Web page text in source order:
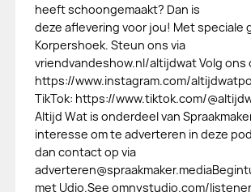
heeft schoongemaakt? Dan is
deze aflevering voor jou! Met speciale
Korpershoek. Steun ons via
vriendvandeshow.nl/altijdwat Volg ons
https://www.instagram.com/
TikTok: https://www.tiktok.com/
Altijd Wat is onderdeel van
interesse om te adverteren in deze
dan contact op via
met Udio.See omnystudio.com/